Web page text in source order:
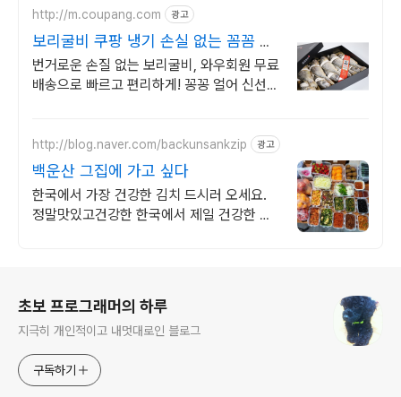
http://m.coupang.com 광고
보리굴비 쿠팡 냉기 손실 없는 꼼꼼 포
장
번거로운 손질 없는 보리굴비, 와우회원 무료
배송으로 빠르고 편리하게! 꽁꽁 얼어 신선하
http://blog.naver.com/backunsankzip 광고
백운산 그집에 가고 싶다
한국에서 가장 건강한 김치 드시러 오세요.
정말맛있고건강한 한국에서 제일 건강한 김
초보 프로그래머의 하루
지극히 개인적이고 내멋대로인 블로그
구독하기